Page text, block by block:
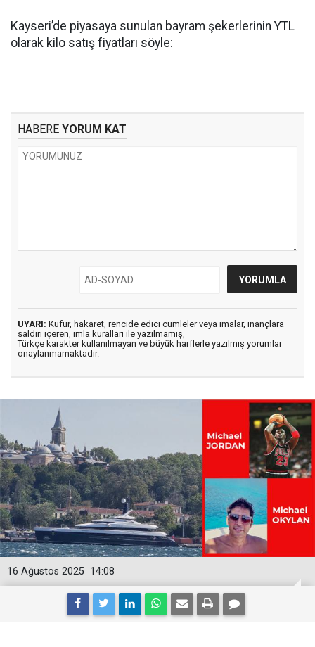
Kayseri’de piyasaya sunulan bayram şekerlerinin YTL
olarak kilo satış fiyatları söyle:
HABERE YORUM KAT
UYARI: Küfür, hakaret, rencide edici cümleler veya imalar, inançlara
saldırı içeren, imla kuralları ile yazılmamış,
Türkçe karakter kullanılmayan ve büyük harflerle yazılmış yorumlar
onaylanmamaktadır.
14:08
16 Ağustos 2025